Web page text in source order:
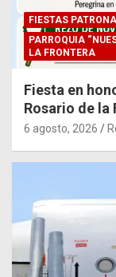
FIESTAS
PARROQUIA
LA FRONTERA
Fiesta en
Rosario de la
6 agosto, 2026